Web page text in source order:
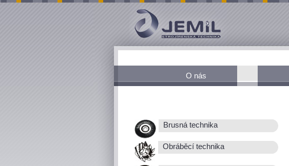
O nás
Brusná technika
Obráběcí technika